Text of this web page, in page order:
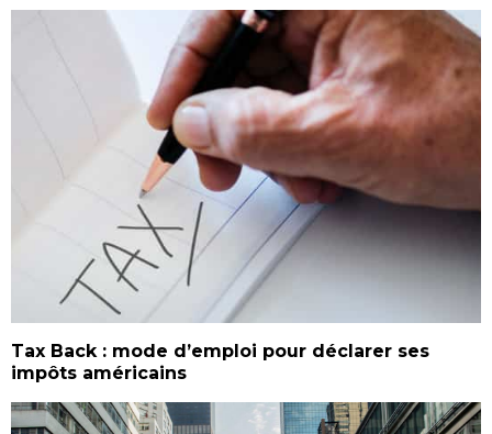
Tax Back : mode d’emploi pour déclarer ses
impôts américains